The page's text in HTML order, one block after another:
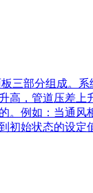
三部分组成。
，管道压差
例如：当通
初始状态的设定